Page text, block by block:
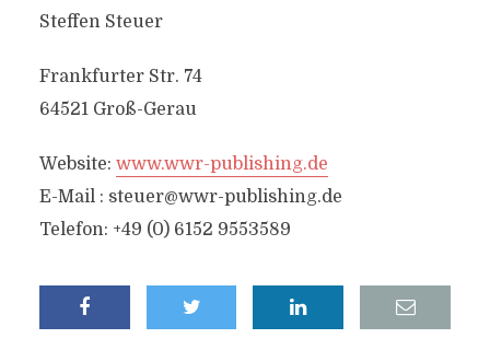
Steffen Steuer
Frankfurter Str. 74
64521 Groß-Gerau
Website: www.wwr-publishing.de
E-Mail : steuer@wwr-publishing.de
Telefon: +49 (0) 6152 9553589